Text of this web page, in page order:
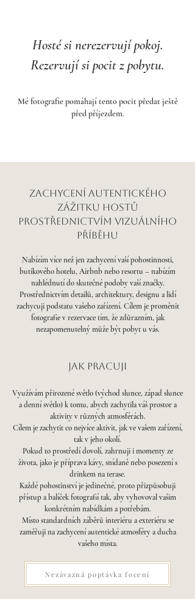
Hosté si nerezervují pokoj.
Rezervují si pocit z pobytu.
Mé fotografie pomáhají tento pocit předat ještě
před příjezdem.
Zachycení autentického
zážitku hostů
prostřednictvím vizuálního
příběhu
Nabízím více než jen zachycení vaší pohostinnosti,
butikového hotelu, Airbnb nebo resortu – nabízím
nahlédnutí do skutečné podoby vaší značky.
Prostřednictvím detailů, architektury, designu a lidí
zachycuji podstatu vašeho zařízení. Cílem je proměnit
fotografie v rezervace tím, že zdůrazním, jak
nezapomenutelný může být pobyt u vás.
Jak pracuji
Využívám přirozené světlo (východ slunce, západ slunce
a denní světlo) k tomu, abych zachytila váš prostor a
aktivity v různých atmosférách.
Cílem je zachytit co nejvíce aktivit, jak ve vašem zařízení,
tak v jeho okolí.
Pokud to prostředí dovolí, zahrnuji i momenty ze
života, jako je příprava kávy, snídaně nebo posezení s
drinkem na terase.
Každé pohostinství je jedinečné, proto přizpůsobuji
přístup a balíček fotografií tak, aby vyhovoval vašim
konkrétním nabídkám a potřebám.
Místo standardních záběrů interiéru a exteriéru se
zaměřuji na zachycení autentické atmosféry a ducha
vašeho místa.
Nezávazná poptávka focení